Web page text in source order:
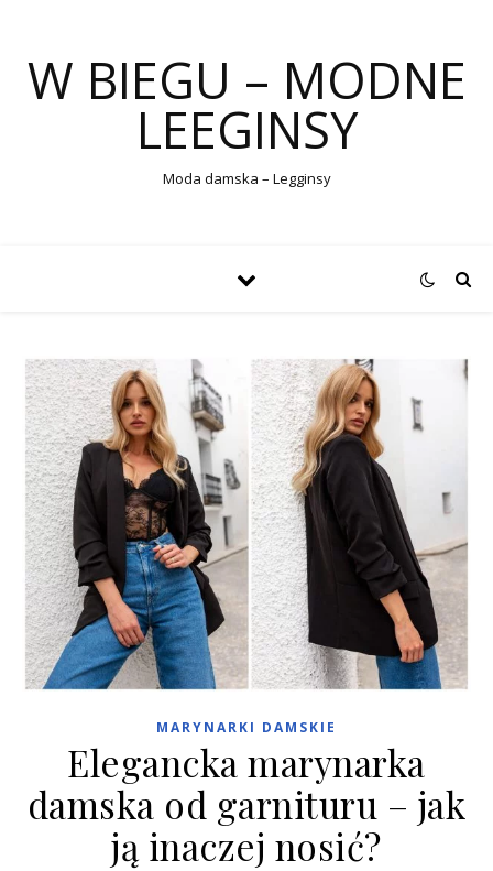
W BIEGU – MODNE
LEEGINSY
Moda damska – Legginsy
MARYNARKI DAMSKIE
Elegancka marynarka
damska od garnituru – jak
ją inaczej nosić?